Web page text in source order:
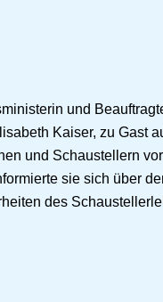
und
Kaiser, zu Gast
und Schaustellern
sie sich über
des